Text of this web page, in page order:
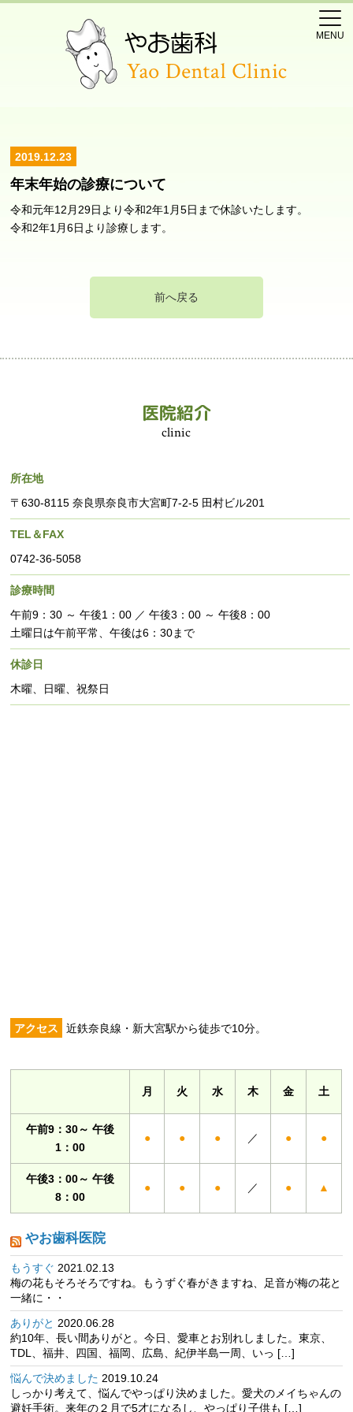
MENU
2019.12.23
年末年始の診療について
令和元年12月29日より令和2年1月5日まで休診いたします。
令和2年1月6日より診療します。
前へ戻る
医院紹介
clinic
所在地
〒630-8115 奈良県奈良市大宮町7-2-5 田村ビル201
TEL＆FAX
0742-36-5058
診療時間
午前9：30 ～ 午後1：00 ／ 午後3：00 ～ 午後8：00
土曜日は午前平常、午後は6：30まで
休診日
木曜、日曜、祝祭日
アクセス 近鉄奈良線・新大宮駅から徒歩で10分。
月 火 水 木 金 土
午前9：30～ 午後
1：00
● ● ● ／ ● ●
午後3：00～ 午後
8：00
● ● ● ／ ● ▲
やお歯科医院
もうすぐ 2021.02.13
梅の花もそろそろですね。もうずぐ春がきますね、足音が梅の花と
一緒に・・
ありがと 2020.06.28
約10年、長い間ありがと。今日、愛車とお別れしました。東京、
TDL、福井、四国、福岡、広島、紀伊半島一周、いっ […]
悩んで決めました 2019.10.24
しっかり考えて、悩んでやっぱり決めました。愛犬のメイちゃんの
避妊手術。来年の２月で5才になるし、やっぱり子供も […]